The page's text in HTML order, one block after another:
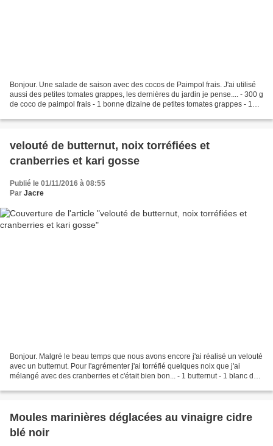
Bonjour. Une salade de saison avec des cocos de Paimpol frais. J'ai utilisé
aussi des petites tomates grappes, les dernières du jardin je pense.... - 300 g
de coco de paimpol frais - 1 bonne dizaine de petites tomates grappes - 1
velouté de butternut, noix torréfiées et
cranberries et kari gosse
Publié le 01/11/2016 à 08:55
Par Jacre
Bonjour. Malgré le beau temps que nous avons encore j'ai réalisé un velouté
avec un butternut. Pour l'agrémenter j'ai torréfié quelques noix que j'ai
mélangé avec des cranberries et c'était bien bon... - 1 butternut - 1 blanc de
Moules marinières déglacées au vinaigre cidre
blé noir